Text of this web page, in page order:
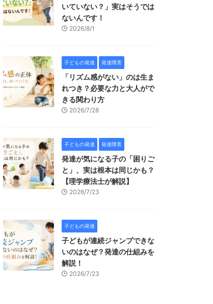
いていない？」実はそうでは
ないんです！
2026/8/1
子どもの発達 発達障害
「リズム感がない」のは生ま
れつき？必要な力と大人がで
きる関わり方
2026/7/28
子どもの発達 発達障害
発達が気になる子の「困りご
と」、実は根本は同じかも？
【理学療法士が解説】
2026/7/23
子どもの発達
子どもが連続ジャンプできな
いのはなぜ？発達の仕組みを
解説！
2026/7/23